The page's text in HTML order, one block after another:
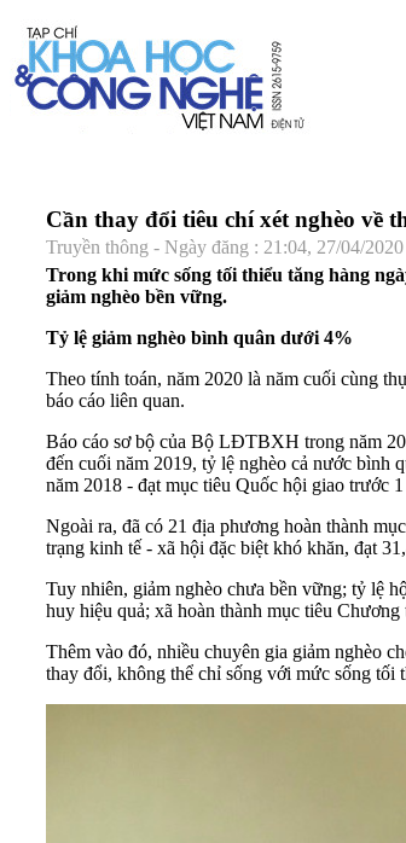
Cần thay đổi tiêu chí xét nghèo về
Truyền thông - Ngày đăng : 21:04, 27/04/2020
Trong khi mức sống tối thiểu tăng hàng
giảm nghèo bền vững.
Tỷ lệ giảm nghèo bình quân dưới 4%
Theo tính toán, năm 2020 là năm cuối cùng
báo cáo liên quan.
Báo cáo sơ bộ của Bộ LĐTBXH trong năm
đến cuối năm 2019, tỷ lệ nghèo cả nước bình
năm 2018 - đạt mục tiêu Quốc hội giao trước 1
Ngoài ra, đã có 21 địa phương hoàn thành
trạng kinh tế - xã hội đặc biệt khó khăn, đạt
Tuy nhiên, giảm nghèo chưa bền vững; tỷ lệ
huy hiệu quả; xã hoàn thành mục tiêu
Thêm vào đó, nhiều chuyên gia giảm nghèo
thay đổi, không thể chỉ sống với mức sống